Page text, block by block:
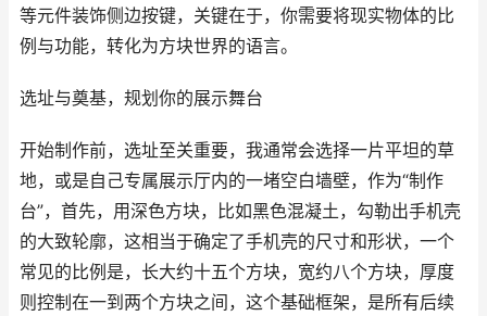
等元件装饰侧边按键，关键在于，你需要将现实物体的比
例与功能，转化为方块世界的语言。
选址与奠基，规划你的展示舞台
开始制作前，选址至关重要，我通常会选择一片平坦的草
地，或是自己专属展示厅内的一堵空白墙壁，作为“制作
台”，首先，用深色方块，比如黑色混凝土，勾勒出手机壳
的大致轮廓，这相当于确定了手机壳的尺寸和形状，一个
常见的比例是，长大约十五个方块，宽约八个方块，厚度
则控制在一到两个方块之间，这个基础框架，是所有后续